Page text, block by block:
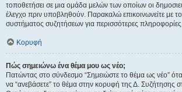
τοποθετήσει σε μια ομάδα μελών των οποίων οι
έλεγχο πριν υποβληθούν. Παρακαλώ επικοινωνείτε με
συστήματος συζητήσεων για περισσότερες
Κορυφή
Πώς σημειώνω ένα θέμα μου ως νέο;
Πατώντας στο σύνδεσμο “Σημειώστε το θέμα ως νέο”
να “ανεβάσετε” το θέμα στην κορυφή της Δ. Συζήτησης